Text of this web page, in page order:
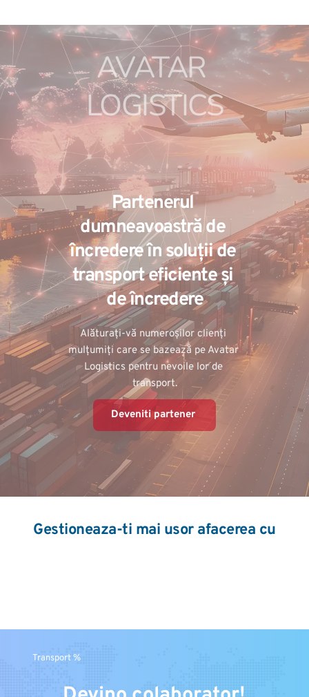
AVATAR
LOGISTICS
Partenerul
dumneavoastră de
încredere în soluții de
transport eficiente și
de încredere
Alăturați-vă numeroșilor clienți
mulțumiți care se bazează pe Avatar
Logistics pentru nevoile lor de
transport.
Deveniti partener
Gestioneaza-ti mai usor afacerea cu
Transport %